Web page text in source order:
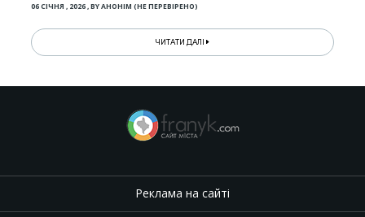
06 СІЧНЯ , 2026,BYАНОНІМ (НЕ ПЕРЕВІРЕНО)
ЧИТАТИ ДАЛІ
Реклама на сайті